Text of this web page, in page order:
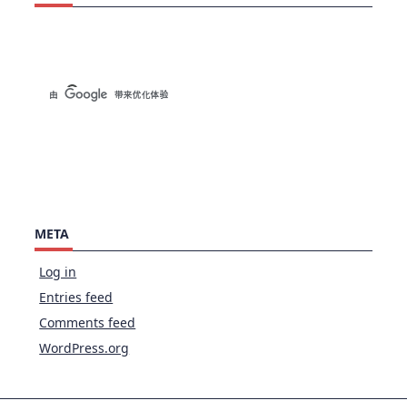
META
Log in
Entries feed
Comments feed
WordPress.org